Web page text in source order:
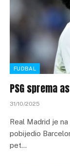
FUDBAL
PSG sprema
31/10/2025
Real Madrid je
pobijedio
pet…